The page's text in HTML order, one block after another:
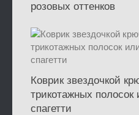
розовых оттенков
Коврик звездочкой
трикотажных полосок
спагетти